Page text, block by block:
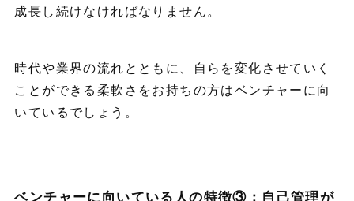
成長し続けなければなりません。
時代や業界の流れとともに、自らを変化させていく
ことができる柔軟さをお持ちの方はベンチャーに向
いているでしょう。
ベンチャーに向いている人の特徴③：自己管理が